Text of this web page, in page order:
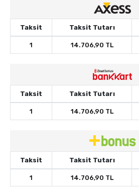
Taksit Taksit Tutarı
1 14.706,90 TL
Taksit Taksit Tutarı
1 14.706,90 TL
Taksit Taksit Tutarı
1 14.706,90 TL